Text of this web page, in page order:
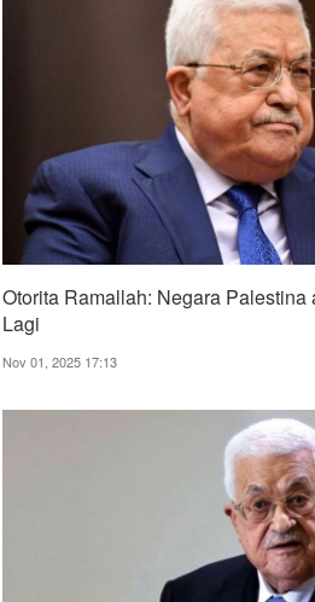
Otorita Ramallah: Negara Palestina
Lagi
Nov 01, 2025 17:13